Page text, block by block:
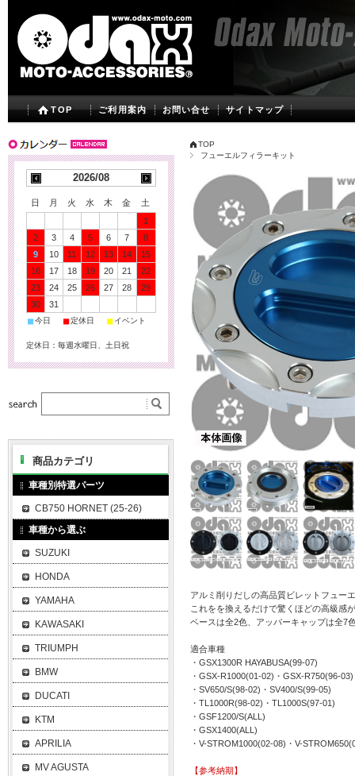
TOP ご利用案内 お問い合せ サイトマップ
TOP
フューエルフィラーキット
アルミ削りだしの高品質ビレットフュー
これをを換えるだけで驚くほどの高級感
ベースは全2色、アッパーキャップは全7
適合車種
・GSX1300R HAYABUSA(99-07)
・GSX-R1000(01-02)・GSX-R750(96-
・SV650/S(98-02)・SV400/S(99-05)
・TL1000R(98-02)・TL1000S(97-01)
・GSF1200/S(ALL)
・GSX1400(ALL)
・V-STROM1000(02-08)・V-
【参考納期】
2026/08
日 月 火 水 木 金
土
1
2
3 4 5 6 7
8
9
10 11 12 13 14
15
16
17 18 19 20 21
22
23
24 25 26 27 28
29
30
31
■今日 ■定休日 ■ イベント
定休日：毎週水曜日、土日祝
商品カテゴリ
車種別特選パーツ
CB750 HORNET (25-26)
車種から選ぶ
SUZUKI
HONDA
YAMAHA
KAWASAKI
TRIUMPH
BMW
DUCATI
KTM
APRILIA
MV AGUSTA